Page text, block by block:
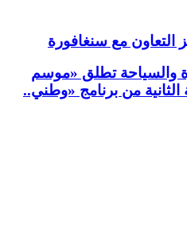
التعاون مع سنغافورة
والسياحة تطلق «موسم
من برنامج «وطني..